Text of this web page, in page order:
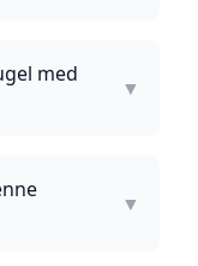
med
▼
▼